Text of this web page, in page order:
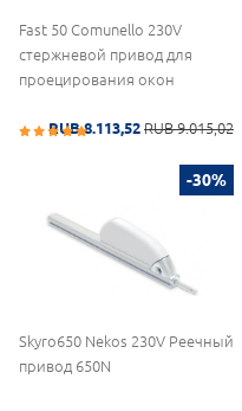
Fast 50 Comunello 230V
стержневой привод для
проецирования окон
RUB 8.113,52 RUB 9.015,02
-30%
Skyro650 Nekos 230V Реечный
привод 650N